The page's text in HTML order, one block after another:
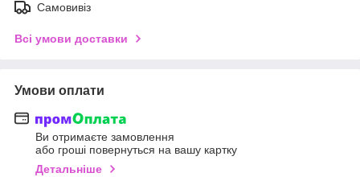
Самовивіз
Всі умови доставки
Умови оплати
Ви отримаєте замовлення
або гроші повернуться на вашу картку
Детальніше